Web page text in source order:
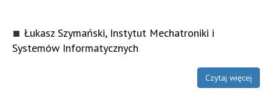
Łukasz Szymański, Instytut Mechatroniki i
Systemów Informatycznych
Czytaj więcej